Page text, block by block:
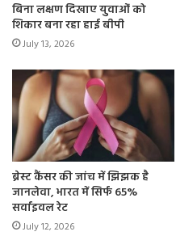
बिना लक्षण दिखाए युवाओं को
शिकार बना रहा हाई बीपी
July 13, 2026
ब्रेस्ट कैंसर की जांच में झिझक है
जानलेवा, भारत में सिर्फ 65%
सर्वाइवल रेट
July 12, 2026